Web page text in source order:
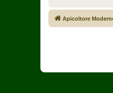
Apicoltore